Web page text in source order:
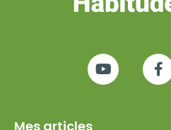
Mes articles